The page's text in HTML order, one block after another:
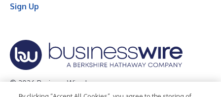
Sign Up
© 2026 Business Wire, Inc.